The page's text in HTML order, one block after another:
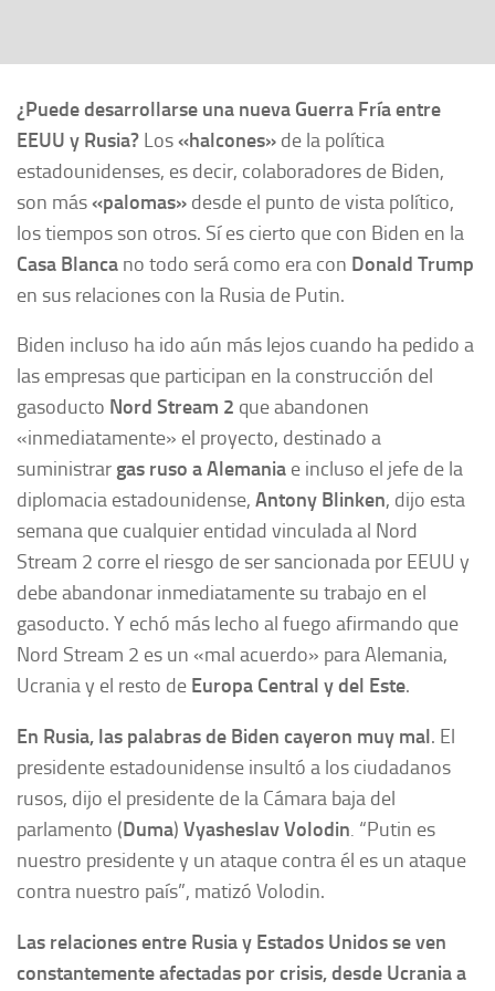
¿Puede desarrollarse una nueva Guerra Fría entre
EEUU y Rusia? Los«halcones» de la política
estadounidenses, es decir, colaboradores de Biden,
son más«palomas» desde el punto de vista político,
los tiempos son otros. Sí es cierto que con Biden en la
Casa Blanca no todo será como era con Donald Trump
en sus relaciones con la Rusia de Putin.
Biden incluso ha ido aún más lejos cuando ha pedido a
las empresas que participan en la construcción del
gasoducto Nord Stream 2 que abandonen
«inmediatamente» el proyecto, destinado a
suministrar gas ruso a Alemania e incluso el jefe de la
diplomacia estadounidense, Antony Blinken, dijo esta
semana que cualquier entidad vinculada al Nord
Stream 2 corre el riesgo de ser sancionada por EEUU y
debe abandonar inmediatamente su trabajo en el
gasoducto. Y echó más lecho al fuego afirmando que
Nord Stream 2 es un «mal acuerdo» para Alemania,
Ucrania y el resto de Europa Central y del Este.
En Rusia, las palabras de Biden cayeron muy mal. El
presidente estadounidense insultó a los ciudadanos
rusos, dijo el presidente de la Cámara baja del
parlamento (Duma) Vyasheslav Volodin. “Putin es
nuestro presidente y un ataque contra él es un ataque
contra nuestro país”, matizó Volodin.
Las relaciones entre Rusia y Estados Unidos se ven
constantemente afectadas por crisis, desde Ucrania a